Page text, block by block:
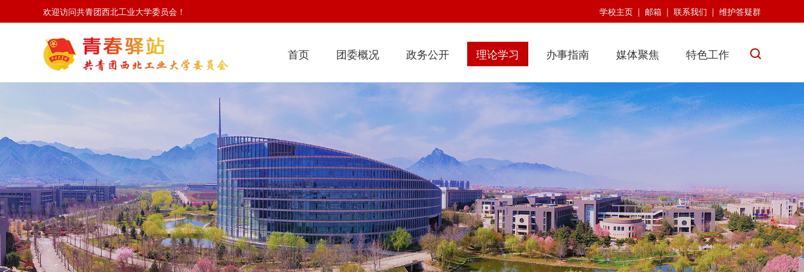
欢迎访问共青团西北工业大学委员会！ 学校主页 | 邮箱 | 联系我们 | 维护答疑群
首页 团委概况 政务公开 理论学习 办事指南 媒体聚焦 特色工作